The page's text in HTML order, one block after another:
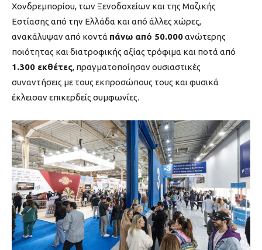
Χονδρεμπορίου, των Ξενοδοχείων και της Μαζικής
Εστίασης από την Ελλάδα και από άλλες χώρες,
ανακάλυψαν από κοντά πάνω από 50.000ανώτερης
ποιότητας και διατροφικής αξίας τρόφιμα και ποτά από
1.300 εκθέτες, πραγματοποίησαν ουσιαστικές
συναντήσεις με τους εκπροσώπους τους και φυσικά
έκλεισαν επικερδείς συμφωνίες.